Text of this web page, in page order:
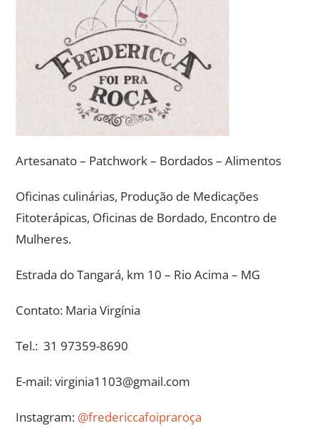
Artesanato – Patchwork – Bordados – Alimentos
Oficinas culinárias, Produção de Medicações
Fitoterápicas, Oficinas de Bordado, Encontro de
Mulheres.
Estrada do Tangará, km 10 – Rio Acima – MG
Contato: Maria Virgínia
Tel.: 31 97359-8690
E-mail: virginia1103@gmail.com
Instagram: @fredericcafoipraroça